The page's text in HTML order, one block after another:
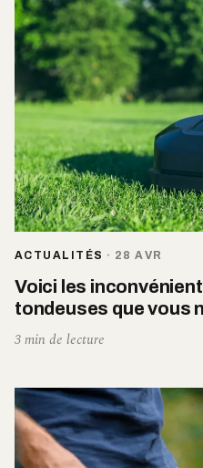
ACTUALITÉS · 28 AVR
Voici les
tondeuses que vous
3 min de lecture